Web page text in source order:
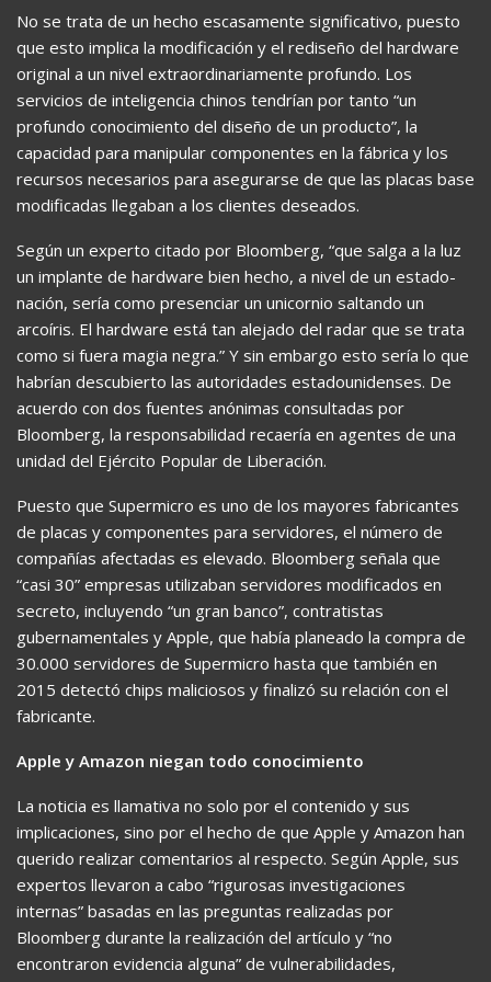
No se trata de un hecho escasamente significativo, puesto
que esto implica la modificación y el rediseño del hardware
original a un nivel extraordinariamente profundo. Los
servicios de inteligencia chinos tendrían por tanto “un
profundo conocimiento del diseño de un producto”, la
capacidad para manipular componentes en la fábrica y los
recursos necesarios para asegurarse de que las placas base
modificadas llegaban a los clientes deseados.
Según un experto citado por Bloomberg, “que salga a la luz
un implante de hardware bien hecho, a nivel de un estado-
nación, sería como presenciar un unicornio saltando un
arcoíris. El hardware está tan alejado del radar que se trata
como si fuera magia negra.” Y sin embargo esto sería lo que
habrían descubierto las autoridades estadounidenses. De
acuerdo con dos fuentes anónimas consultadas por
Bloomberg, la responsabilidad recaería en agentes de una
unidad del Ejército Popular de Liberación.
Puesto que Supermicro es uno de los mayores fabricantes
de placas y componentes para servidores, el número de
compañías afectadas es elevado. Bloomberg señala que
“casi 30” empresas utilizaban servidores modificados en
secreto, incluyendo “un gran banco”, contratistas
gubernamentales y Apple, que había planeado la compra de
30.000 servidores de Supermicro hasta que también en
2015 detectó chips maliciosos y finalizó su relación con el
fabricante.
Apple y Amazon niegan todo conocimiento
La noticia es llamativa no solo por el contenido y sus
implicaciones, sino por el hecho de que Apple y Amazon han
querido realizar comentarios al respecto. Según Apple, sus
expertos llevaron a cabo “rigurosas investigaciones
internas” basadas en las preguntas realizadas por
Bloomberg durante la realización del artículo y “no
encontraron evidencia alguna” de vulnerabilidades,